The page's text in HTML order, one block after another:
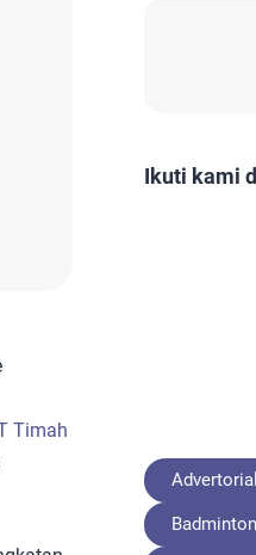
Timah
Ikuti kami
Advertorial
Badminton